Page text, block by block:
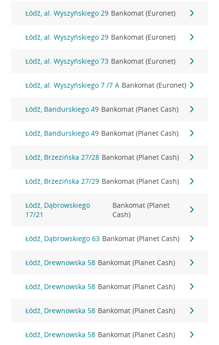
Łódź, al. Wyszyńskiego 29 Bankomat (Euronet)
Łódź, al. Wyszyńskiego 29 Bankomat (Euronet)
Łódź, al. Wyszyńskiego 73 Bankomat (Euronet)
Łódź, al. Wyszyńskiego 7 /7 A Bankomat (Euronet)
Łódź, Bandurskiego 49 Bankomat (Planet Cash)
Łódź, Bandurskiego 49 Bankomat (Planet Cash)
Łódź, Brzezińska 27/28 Bankomat (Planet Cash)
Łódź, Brzezińska 27/29 Bankomat (Planet Cash)
Łódź, Dąbrowskiego
17/21
Bankomat (Planet
Cash)
Łódź, Dąbrowskiego 63 Bankomat (Planet Cash)
Łódź, Drewnowska 58 Bankomat (Planet Cash)
Łódź, Drewnowska 58 Bankomat (Planet Cash)
Łódź, Drewnowska 58 Bankomat (Planet Cash)
Łódź, Drewnowska 58 Bankomat (Planet Cash)